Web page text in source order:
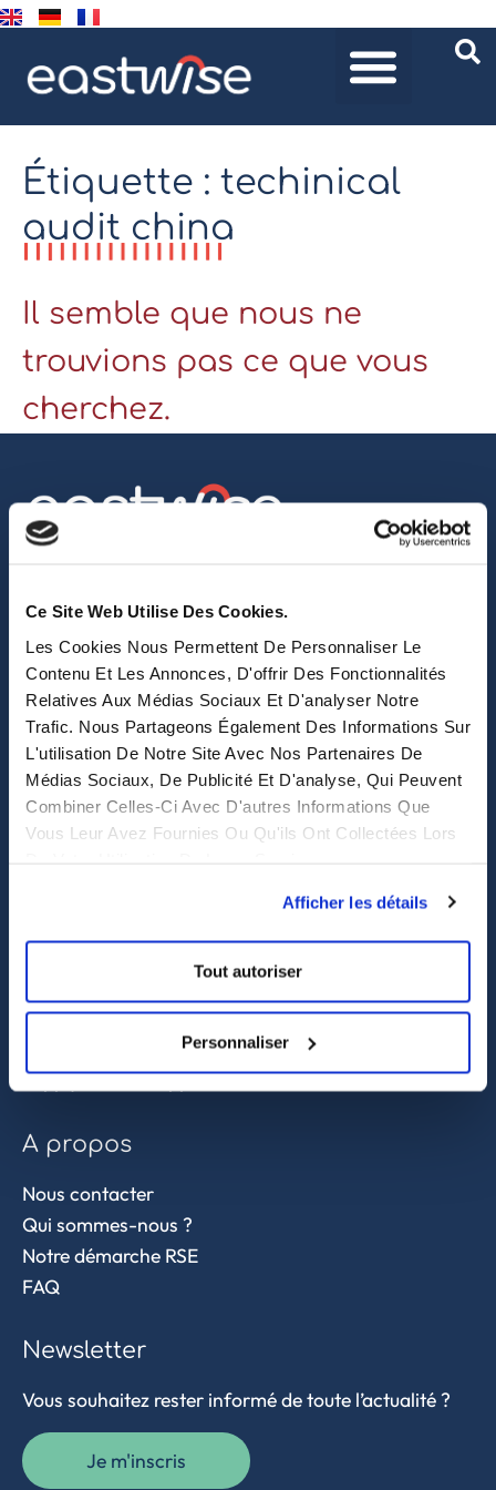
Ce Site Web Utilise Des Cookies.
Les Cookies Nous Permettent De Personnaliser Le
Contenu Et Les Annonces, D'offrir Des Fonctionnalités
Relatives Aux Médias Sociaux Et D'analyser Notre
Trafic. Nous Partageons Également Des Informations Sur
L'utilisation De Notre Site Avec Nos Partenaires De
Médias Sociaux, De Publicité Et D'analyse, Qui Peuvent
Combiner Celles-Ci Avec D'autres Informations Que
Vous Leur Avez Fournies Ou Qu'ils Ont Collectées Lors
Afficher les détails
Tout autoriser
Personnaliser
Étiquette : techinical
audit china
Il semble que nous ne
trouvions pas ce que vous
cherchez.
(+852) 3621 0156
308 Des Voeux Rd Central – Unit 2607, 26/F
308, Des Voeux Road, Hong Kong
eastwise
Purchasing solutions
Sourcing et achat en Asie
Supply chain et approvisionnement
A propos
Nous contacter
Qui sommes-nous ?
Notre démarche RSE
FAQ
Newsletter
Vous souhaitez rester informé de toute l’actualité ?
Je m'inscris